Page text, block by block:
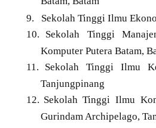
9.
Sekolah Tinggi Ilmu
10.
Sekolah Tinggi
Komputer Putera Batam,
11.
Sekolah Tinggi Ilmu
Tanjungpinang
12. Sekolah Tinggi Ilmu
Gurindam Archipelago,